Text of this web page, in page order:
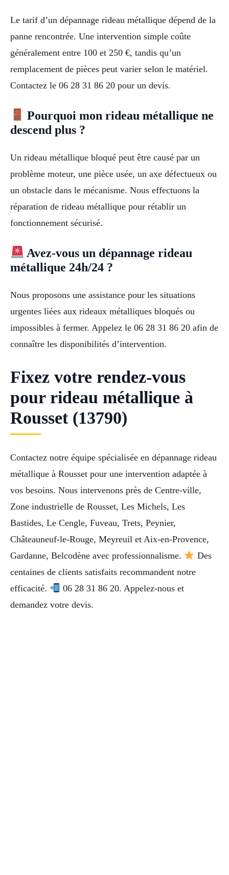
Le tarif d’un dépannage rideau métallique dépend de la
panne rencontrée. Une intervention simple coûte
généralement entre 100 et 250 €, tandis qu’un
remplacement de pièces peut varier selon le matériel.
Contactez le 06 28 31 86 20 pour un devis.
Pourquoi mon rideau métallique ne
descend plus ?
Un rideau métallique bloqué peut être causé par un
problème moteur, une pièce usée, un axe défectueux ou
un obstacle dans le mécanisme. Nous effectuons la
réparation de rideau métallique pour rétablir un
fonctionnement sécurisé.
Avez-vous un dépannage rideau
métallique 24h/24 ?
Nous proposons une assistance pour les situations
urgentes liées aux rideaux métalliques bloqués ou
impossibles à fermer. Appelez le 06 28 31 86 20 afin de
connaître les disponibilités d’intervention.
Fixez votre rendez-vous
pour rideau métallique à
Rousset (13790)
Contactez notre équipe spécialisée en dépannage rideau
métallique à Rousset pour une intervention adaptée à
vos besoins. Nous intervenons près de Centre-ville,
Zone industrielle de Rousset, Les Michels, Les
Bastides, Le Cengle, Fuveau, Trets, Peynier,
Châteauneuf-le-Rouge, Meyreuil et Aix-en-Provence,
Gardanne, Belcodène avec professionnalisme.
Des
centaines de clients satisfaits recommandent notre
efficacité.
06 28 31 86 20. Appelez-nous et
demandez votre devis.